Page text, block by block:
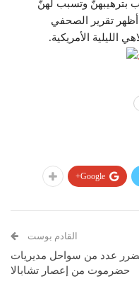
بترهيبهنّ وتسبب لهنّ
تقرير الصحفي
الليلية الأمريكية.
Google+
القادم بوست
عدد من سواحل مديريات
حضرموت من إعصار تشابالا